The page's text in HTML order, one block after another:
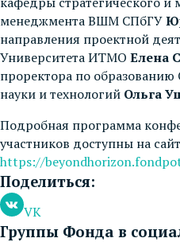
менеджмента ВШМ СПбГУ
направления проектной
Университета ИТМО Елена
проректора по образованию
науки и технологий Ольга
Подробная программа
участников доступны на
https://
Поделиться:
VK
Группы Фонда в